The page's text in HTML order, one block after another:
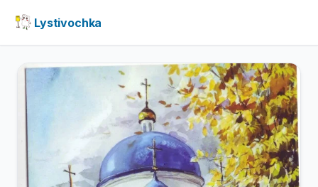
Lystivochka